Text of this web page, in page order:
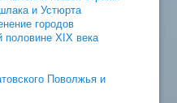
и Устюрта
городов
половине XIX века
Поволжья и